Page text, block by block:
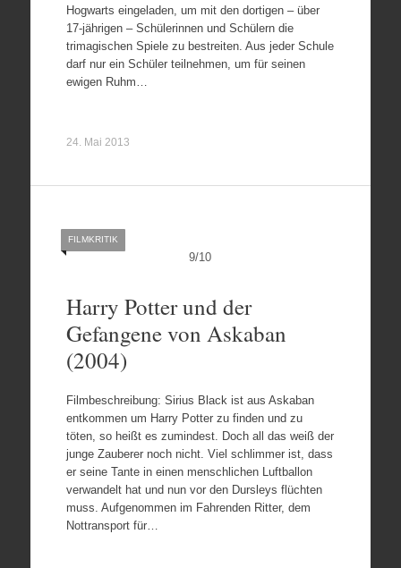
Hogwarts eingeladen, um mit den dortigen – über
17-jährigen – Schülerinnen und Schülern die
trimagischen Spiele zu bestreiten. Aus jeder Schule
darf nur ein Schüler teilnehmen, um für seinen
ewigen Ruhm…
24. Mai 2013
9/10
FILMKRITIK
Harry Potter und der
Gefangene von Askaban
(2004)
Filmbeschreibung: Sirius Black ist aus Askaban
entkommen um Harry Potter zu finden und zu
töten, so heißt es zumindest. Doch all das weiß der
junge Zauberer noch nicht. Viel schlimmer ist, dass
er seine Tante in einen menschlichen Luftballon
verwandelt hat und nun vor den Dursleys flüchten
muss. Aufgenommen im Fahrenden Ritter, dem
Nottransport für…